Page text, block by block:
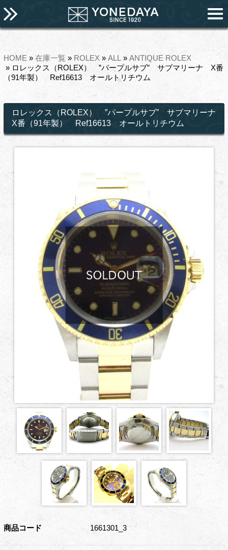
HOME » 在庫一覧 » ROLEX » ALL » ANTIQUE ROLEX
» ロレックス（ROLEX） ”パープルサブ” サブマリーナ X番
（91年製） Ref16613 オールトリチウム
ロレックス（ROLEX） ”パープルサブ” サブマリーナ
X番（91年製） Ref16613 オールトリチウム
商品コード 1661301_3